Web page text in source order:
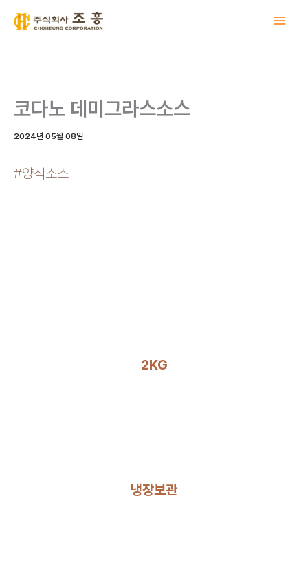
코다노 데미그라스소스
2024년 05월 08일
#양식소스
2KG
냉장보관